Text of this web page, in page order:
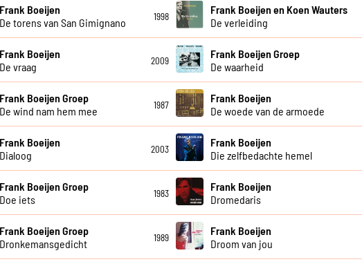
Frank Boeijen
De torens van San Gimignano
1998
Frank Boeijen en Koen Wauters
De verleiding
Frank Boeijen
De vraag
2009
Frank Boeijen Groep
De waarheid
Frank Boeijen Groep
De wind nam hem mee
1987
Frank Boeijen
De woede van de armoede
Frank Boeijen
Dialoog
2003
Frank Boeijen
Die zelfbedachte hemel
Frank Boeijen Groep
Doe iets
1983
Frank Boeijen
Dromedaris
Frank Boeijen Groep
Dronkemansgedicht
1989
Frank Boeijen
Droom van jou